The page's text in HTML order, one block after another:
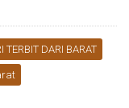
TERBIT DARI BARAT